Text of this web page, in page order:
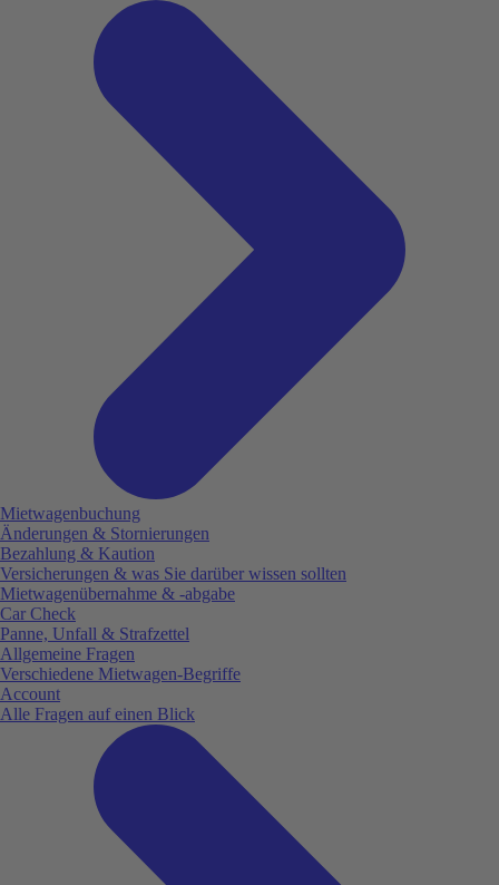
Mietwagenbuchung
Änderungen & Stornierungen
Bezahlung & Kaution
Versicherungen & was Sie darüber wissen sollten
Mietwagenübernahme & -abgabe
Car Check
Panne, Unfall & Strafzettel
Allgemeine Fragen
Verschiedene Mietwagen-Begriffe
Account
Alle Fragen auf einen Blick